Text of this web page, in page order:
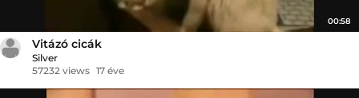
00:58
Vitázó cicák
Silver
57232 views 17 éve